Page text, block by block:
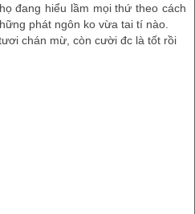
đang hiểu lầm mọi thứ theo cách
phát ngôn ko vừa tai tí nào.
chán mừ, còn cười đc là tốt rồi